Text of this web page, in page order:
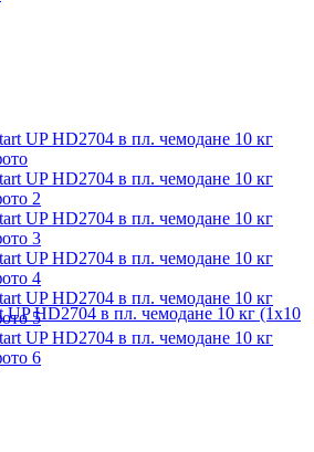
UP HD2704 в пл. чемодане 10 кг (1x10